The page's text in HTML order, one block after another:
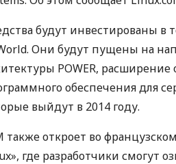
будут инвестированы в
orld. Они будут пущены на
POWER, расширение
обеспечения для
выйдут в 2014 году.
также откроет во
где разработчики смогут